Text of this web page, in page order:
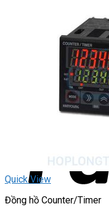
Quick View
Đồng hồ Counter/Timer